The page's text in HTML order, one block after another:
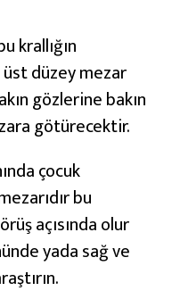
krallığın
düzey mezar
gözlerine bakın
götürecektir.
çocuk
bu
açısında olur
yada sağ ve